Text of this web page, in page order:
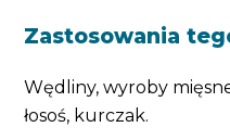
Zastosowania
Wędliny, wyroby
łosoś, kurczak.